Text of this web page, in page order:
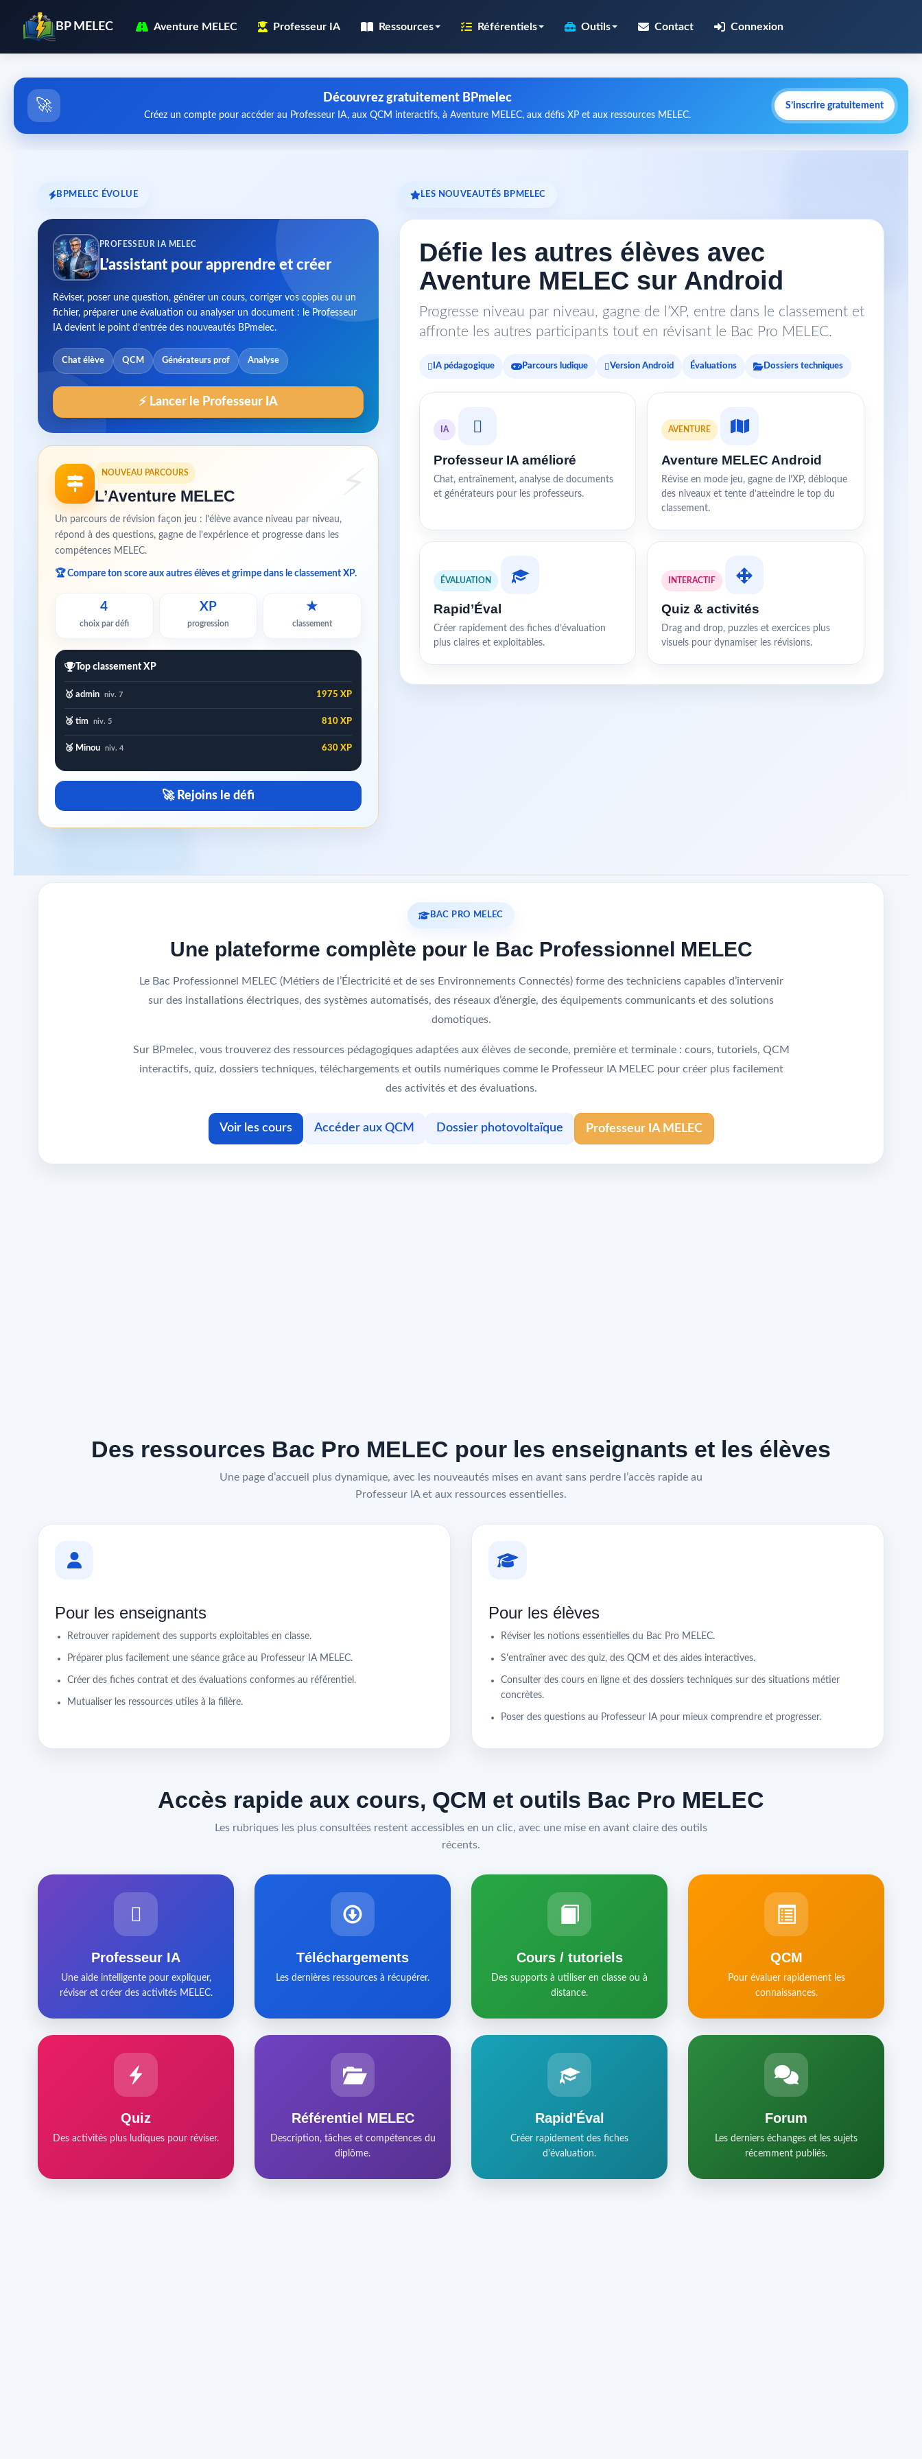
BP MELEC Aventure MELEC Professeur IA Ressources Référentiels Outils Contact Connexion
🚀 Découvrez gratuitement BPmelec
Créez un compte pour accéder au Professeur IA, aux QCM interactifs, à Aventure MELEC, aux défis XP et aux ressources MELEC.
S’inscrire gratuitement
BPMELEC ÉVOLUE
PROFESSEUR IA MELEC
L’assistant pour apprendre et créer
Réviser, poser une question, générer un cours, corriger vos copies ou un
fichier, préparer une évaluation ou analyser un document : le Professeur
IA devient le point d’entrée des nouveautés BPmelec.
Chat élève QCM Générateurs prof Analyse
⚡ Lancer le Professeur IA
NOUVEAU PARCOURS
L’Aventure MELEC
Un parcours de révision façon jeu : l’élève avance niveau par niveau,
répond à des questions, gagne de l’expérience et progresse dans les
compétences MELEC.
🏆 Compare ton score aux autres élèves et grimpe dans le classement XP.
4
choix par défi
XP
progression
★
classement
Top classement XP
🥇 admin niv. 7 1975 XP
🥈 tim niv. 5 810 XP
🥉 Minou niv. 4 630 XP
🚀 Rejoins le défi
LES NOUVEAUTÉS BPMELEC
Défie les autres élèves avec
Aventure MELEC sur Android
Progresse niveau par niveau, gagne de l’XP, entre dans le classement et
affronte les autres participants tout en révisant le Bac Pro MELEC.
IA pédagogique Parcours ludique Version Android Évaluations Dossiers techniques
IA
Professeur IA amélioré
Chat, entraînement, analyse de documents
et générateurs pour les professeurs.
AVENTURE
Aventure MELEC Android
Révise en mode jeu, gagne de l’XP, débloque
des niveaux et tente d’atteindre le top du
classement.
ÉVALUATION
Rapid’Éval
Créer rapidement des fiches d’évaluation
plus claires et exploitables.
INTERACTIF
Quiz & activités
Drag and drop, puzzles et exercices plus
visuels pour dynamiser les révisions.
BAC PRO MELEC
Une plateforme complète pour le Bac Professionnel MELEC
Le Bac Professionnel MELEC (Métiers de l’Électricité et de ses Environnements Connectés) forme des techniciens capables d’intervenir
sur des installations électriques, des systèmes automatisés, des réseaux d’énergie, des équipements communicants et des solutions
domotiques.
Sur BPmelec, vous trouverez des ressources pédagogiques adaptées aux élèves de seconde, première et terminale : cours, tutoriels, QCM
interactifs, quiz, dossiers techniques, téléchargements et outils numériques comme le Professeur IA MELEC pour créer plus facilement
des activités et des évaluations.
Voir les cours Accéder aux QCM Dossier photovoltaïque Professeur IA MELEC
Des ressources Bac Pro MELEC pour les enseignants et les élèves
Une page d’accueil plus dynamique, avec les nouveautés mises en avant sans perdre l’accès rapide au
Professeur IA et aux ressources essentielles.
Pour les enseignants
Retrouver rapidement des supports exploitables en classe.
Préparer plus facilement une séance grâce au Professeur IA MELEC.
Créer des fiches contrat et des évaluations conformes au référentiel.
Mutualiser les ressources utiles à la filière.
Pour les élèves
Réviser les notions essentielles du Bac Pro MELEC.
S'entraîner avec des quiz, des QCM et des aides interactives.
Consulter des cours en ligne et des dossiers techniques sur des situations métier
concrètes.
Poser des questions au Professeur IA pour mieux comprendre et progresser.
Accès rapide aux cours, QCM et outils Bac Pro MELEC
Les rubriques les plus consultées restent accessibles en un clic, avec une mise en avant claire des outils
récents.
Professeur IA
Une aide intelligente pour expliquer,
réviser et créer des activités MELEC.
Téléchargements
Les dernières ressources à récupérer.
Cours / tutoriels
Des supports à utiliser en classe ou à
distance.
QCM
Pour évaluer rapidement les
connaissances.
Quiz
Des activités plus ludiques pour réviser.
Référentiel MELEC
Description, tâches et compétences du
diplôme.
Rapid'Éval
Créer rapidement des fiches
d'évaluation.
Forum
Les derniers échanges et les sujets
récemment publiés.